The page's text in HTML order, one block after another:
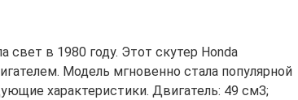
свет в 1980 году. Этот скутер Honda
Модель мгновенно стала популярной
характеристики. Двигатель: 49 смЗ;